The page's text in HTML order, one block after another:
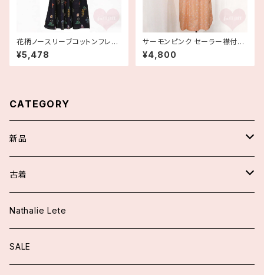
花柄ノースリーブコットンフレア
ワンピース ブラック
¥5,478
サーモンピンク セーラー襟付き
ドッキングワンピース 古着
¥4,800
CATEGORY
新品
スカート/パンツ
アウター
ジャケット
トップス
古着
ワンピース
トップス
Nathalie Lete
SALE